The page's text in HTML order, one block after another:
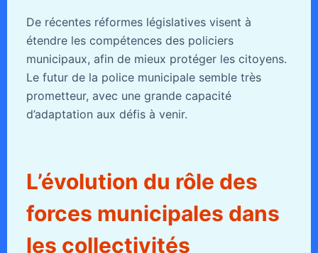
De récentes réformes législatives visent à
étendre les compétences des policiers
municipaux, afin de mieux protéger les citoyens.
Le futur de la police municipale semble très
prometteur, avec une grande capacité
d’adaptation aux défis à venir.
L’évolution du rôle des
forces municipales dans
les collectivités